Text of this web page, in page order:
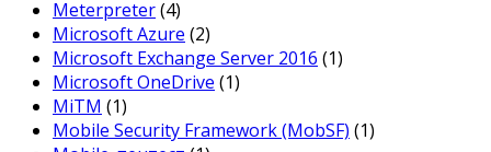
Meterpreter(4)
Microsoft Azure (2)
Microsoft Exchange Server 2016 (1)
Microsoft OneDrive (1)
MiTM (1)
Mobile Security Framework (MobSF) (1)